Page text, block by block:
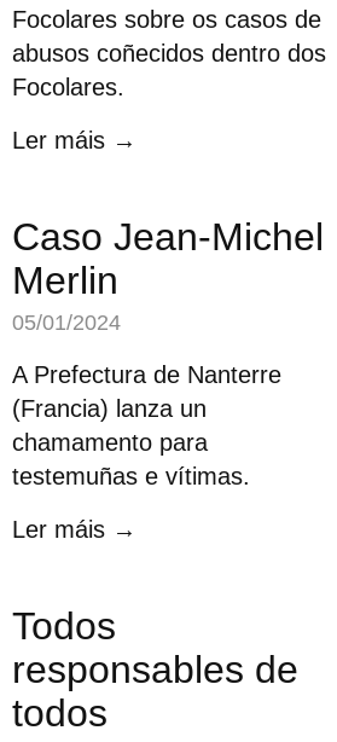
Focolares sobre os casos de
abusos coñecidos dentro dos
Focolares.
Ler máis →
Caso Jean-Michel
Merlin
05/01/2024
A Prefectura de Nanterre
(Francia) lanza un
chamamento para
testemuñas e vítimas.
Ler máis →
Todos
responsables de
todos